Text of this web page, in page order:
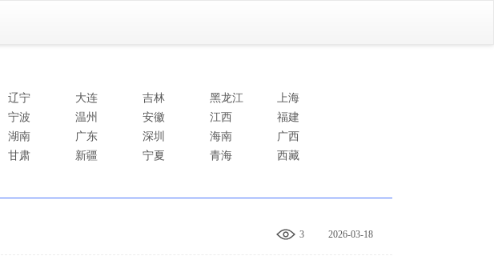
辽宁 大连 吉林 黑龙江
上海
宁波 温州 安徽 江西
福建
湖南 广东 深圳 海南
广西
甘肃 新疆 宁夏 青海 西藏
2026-03-18
3